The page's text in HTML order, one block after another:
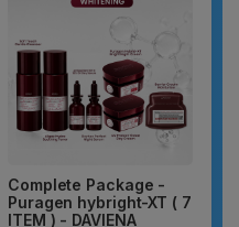
Complete Package -
Puragen hybright-XT ( 7
ITEM ) - DAVIENA